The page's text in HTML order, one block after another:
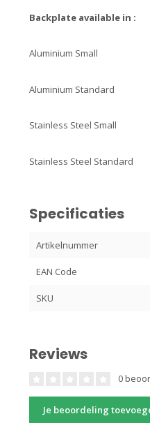
Backplate available in :
Aluminium Small
Aluminium Standard
Stainless Steel Small
Stainless Steel Standard
Specificaties
Artikelnummer
EAN Code
SKU
Reviews
0
Je beoordeling